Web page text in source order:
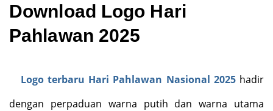
Download Logo Hari
Pahlawan 2025
Logo terbaru Hari Pahlawan Nasional 2025hadir
dengan perpaduan warna putih dan warna utama